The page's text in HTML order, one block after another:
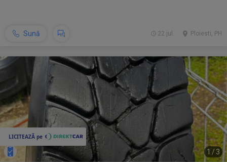
Sună Ploiesti, PH
22 jul.
1 /3